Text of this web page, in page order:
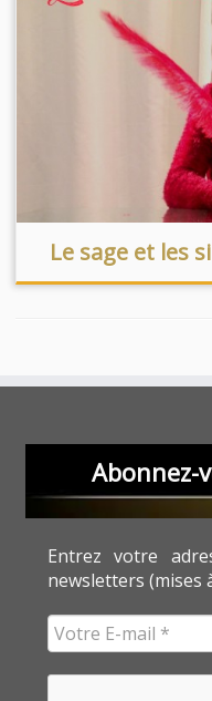
Le sage et les
Abonnez-
Entrez votre
newsletters (mises